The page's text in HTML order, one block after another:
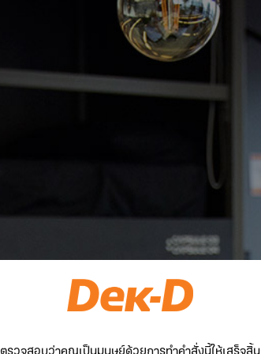
ตรวจสอบว่าคุณเป็นมนุษย์ด้วยการทำคำสั่งนี้ให้เสร็จสิ้น